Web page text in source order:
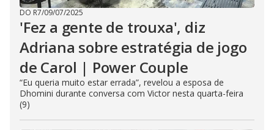
DO R7/09/07/2025
'Fez a gente de trouxa', diz
Adriana sobre estratégia de jogo
de Carol | Power Couple
“Eu queria muito estar errada”, revelou a esposa de
Dhomini durante conversa com Victor nesta quarta-feira
(9)